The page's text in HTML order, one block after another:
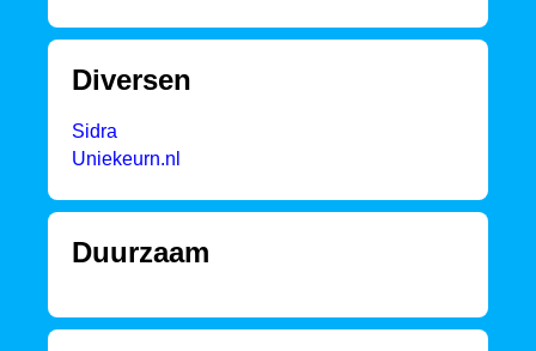
Diversen
Sidra
Uniekeurn.nl
Duurzaam